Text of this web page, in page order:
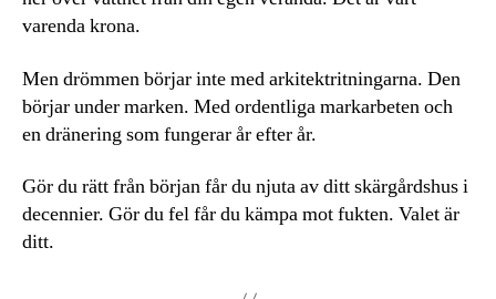
varenda krona.
Men drömmen börjar inte med arkitektritningarna. Den
börjar under marken. Med ordentliga markarbeten och
en dränering som fungerar år efter år.
Gör du rätt från början får du njuta av ditt skärgårdshus i
decennier. Gör du fel får du kämpa mot fukten. Valet är
ditt.